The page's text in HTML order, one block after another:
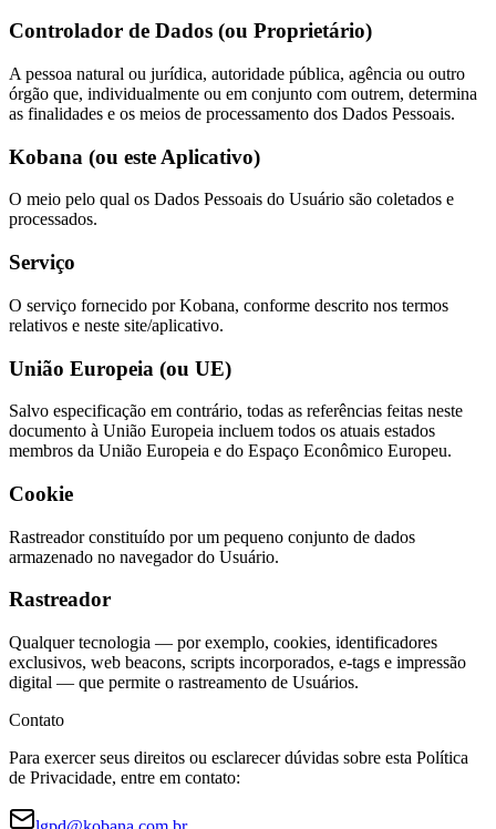
Controlador de Dados (ou Proprietário)
A pessoa natural ou jurídica, autoridade pública, agência ou outro
órgão que, individualmente ou em conjunto com outrem, determina
as finalidades e os meios de processamento dos Dados Pessoais.
Kobana (ou este Aplicativo)
O meio pelo qual os Dados Pessoais do Usuário são coletados e
processados.
Serviço
O serviço fornecido por Kobana, conforme descrito nos termos
relativos e neste site/aplicativo.
União Europeia (ou UE)
Salvo especificação em contrário, todas as referências feitas neste
documento à União Europeia incluem todos os atuais estados
membros da União Europeia e do Espaço Econômico Europeu.
Cookie
Rastreador constituído por um pequeno conjunto de dados
armazenado no navegador do Usuário.
Rastreador
Qualquer tecnologia — por exemplo, cookies, identificadores
exclusivos, web beacons, scripts incorporados, e-tags e impressão
digital — que permite o rastreamento de Usuários.
Contato
Para exercer seus direitos ou esclarecer dúvidas sobre esta Política
de Privacidade, entre em contato: